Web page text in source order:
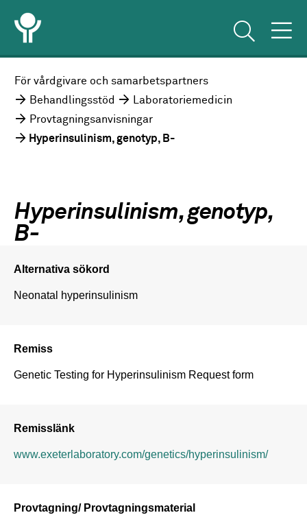
För vårdgivare och samarbetspartners
Behandlingsstöd
Laboratoriemedicin
Provtagningsanvisningar
Hyperinsulinism, genotyp, B-
Hyperinsulinism, genotyp,
B-
Alternativa sökord
Neonatal hyperinsulinism
Remiss
Genetic Testing for Hyperinsulinism Request form
Remisslänk
www.exeterlaboratory.com/genetics/hyperinsulinism/
Provtagning/ Provtagningsmaterial